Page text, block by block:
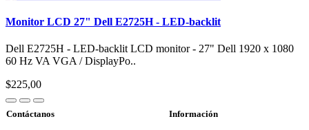
Monitor LCD 27" Dell E2725H - LED-backlit
Dell E2725H - LED-backlit LCD monitor - 27" Dell 1920 x 1080
60 Hz VA VGA / DisplayPo..
$225,00
Contáctanos Información